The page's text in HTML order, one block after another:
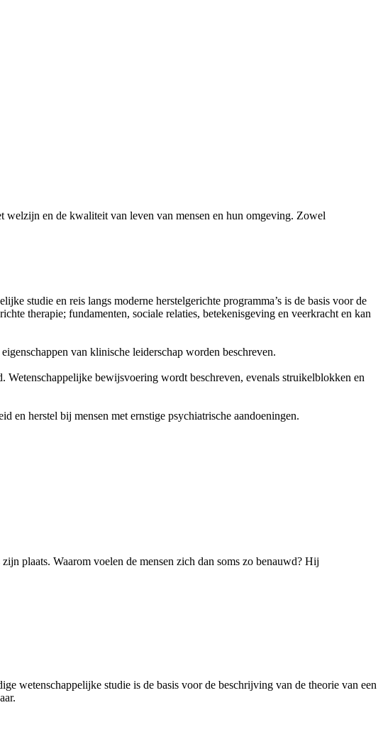
studie en reis langs moderne herstelgerichte programma’s is de basis voor de
therapie; fundamenten, sociale relaties, betekenisgeving en veerkracht en kan
van klinische leiderschap worden beschreven.
Wetenschappelijke bewijsvoering wordt beschreven, evenals struikelblokken en
en herstel bij mensen met ernstige psychiatrische aandoeningen.
plaats. Waarom voelen de mensen zich dan soms zo benauwd? Hij
wetenschappelijke studie is de basis voor de beschrijving van de theorie van een